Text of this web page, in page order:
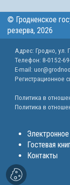
© Гродненское
резерва, 2026
Адрес: Гродно, ул.
Телефон: 8-0152-
E-mail:
Регистрационное
Политика в
Политика в
Гостевая
Контакты